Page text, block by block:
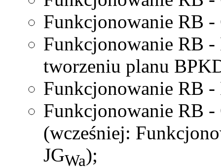
Funkcjonowanie RB
Funkcjonowanie RB -
tworzeniu planu
Funkcjonowanie RB
Funkcjonowanie RB
(wcześniej:
JGWa);